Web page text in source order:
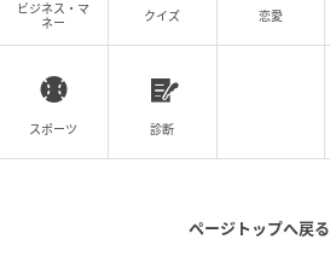
ビジネス・マ
ネー
クイズ 恋愛
スポーツ 診断
ページトップへ戻る